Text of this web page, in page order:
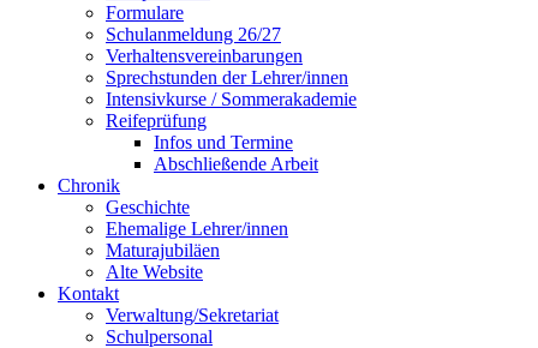
Formulare
Schulanmeldung 26/27
Verhaltensvereinbarungen
Sprechstunden der Lehrer/innen
Intensivkurse / Sommerakademie
Reifeprüfung
Infos und Termine
Abschließende Arbeit
Chronik
Geschichte
Ehemalige Lehrer/innen
Maturajubiläen
Alte Website
Kontakt
Verwaltung/Sekretariat
Schulpersonal